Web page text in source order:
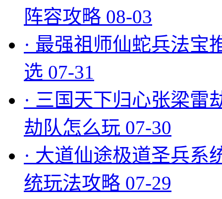
阵容攻略 08-03
· 最强祖师仙蛇兵法宝
选 07-31
· 三国天下归心张梁雷
劫队怎么玩 07-30
· 大道仙途极道圣兵系
统玩法攻略 07-29